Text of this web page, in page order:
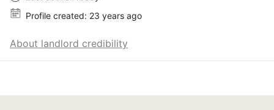
Profile created: 23 years ago
About landlord credibility